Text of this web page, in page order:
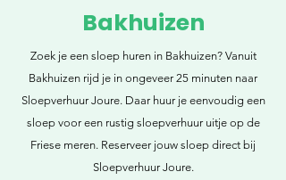
Bakhuizen
Zoek je een sloep huren in Bakhuizen? Vanuit
Bakhuizen rijd je in ongeveer 25 minuten naar
Sloepverhuur Joure. Daar huur je eenvoudig een
sloep voor een rustig sloepverhuur uitje op de
Friese meren. Reserveer jouw sloep direct bij
Sloepverhuur Joure.